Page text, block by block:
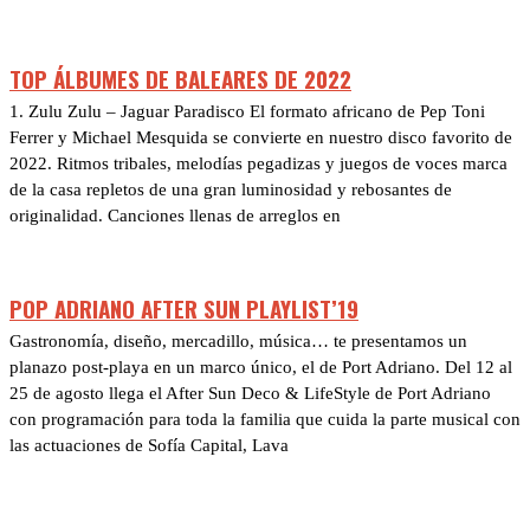
TOP ÁLBUMES DE BALEARES DE 2022
1. Zulu Zulu – Jaguar Paradisco El formato africano de Pep Toni
Ferrer y Michael Mesquida se convierte en nuestro disco favorito de
2022. Ritmos tribales, melodías pegadizas y juegos de voces marca
de la casa repletos de una gran luminosidad y rebosantes de
originalidad. Canciones llenas de arreglos en
POP ADRIANO AFTER SUN PLAYLIST’19
Gastronomía, diseño, mercadillo, música… te presentamos un
planazo post-playa en un marco único, el de Port Adriano. Del 12 al
25 de agosto llega el After Sun Deco & LifeStyle de Port Adriano
con programación para toda la familia que cuida la parte musical con
las actuaciones de Sofía Capital, Lava